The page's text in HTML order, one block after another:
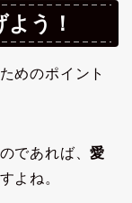
う！
めのポイント
であれば、愛
よね。